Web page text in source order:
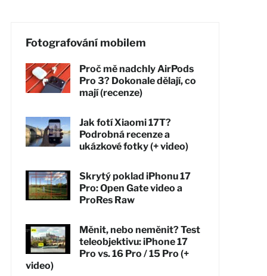
Fotografování mobilem
Proč mě nadchly AirPods
Pro 3? Dokonale dělají, co
mají (recenze)
Jak fotí Xiaomi 17T?
Podrobná recenze a
ukázkové fotky (+ video)
Skrytý poklad iPhonu 17
Pro: Open Gate video a
ProRes Raw
Měnit, nebo neměnit? Test
teleobjektivu: iPhone 17
Pro vs. 16 Pro / 15 Pro (+
video)